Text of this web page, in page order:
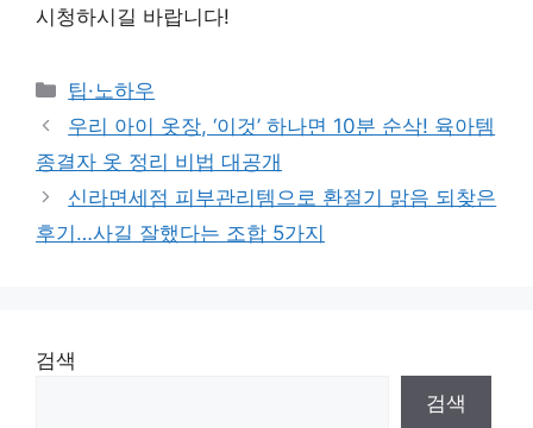
시청하시길 바랍니다!
Categories
팁·노하우
우리 아이 옷장, ‘이것’ 하나면 10분 순삭! 육아템
종결자 옷 정리 비법 대공개
신라면세점 피부관리템으로 환절기 맑음 되찾은
후기…사길 잘했다는 조합 5가지
검색
검색